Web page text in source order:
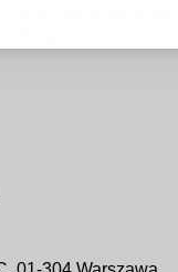
się na